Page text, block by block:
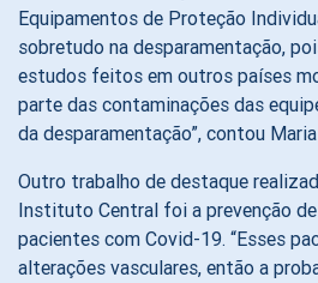
Equipamentos de Proteção
sobretudo na desparamentação,
estudos feitos em outros países
parte das contaminações das
da desparamentação”, contou
Outro trabalho de destaque
Instituto Central foi a prevenção
pacientes com Covid-19. “Esses
alterações vasculares, então a